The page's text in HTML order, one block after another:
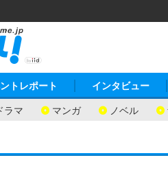
ラマ マンガ ノベル
トレポート インタビュー